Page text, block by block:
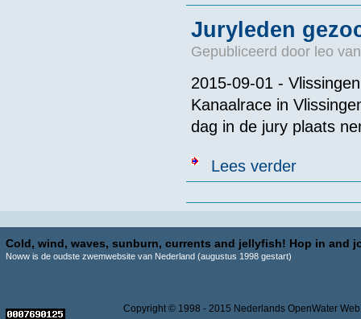
Juryleden
Gepubliceerd door leo
2015-09-01 -
Kanaalrace in
dag in de jury plaats
Lees verderover
Cold, wind, waves, sunburn, currents and jellyfish! Hop in and
Noww is de oudste zwemwebsite van Nederland (augustus 1998 gestart)
Copyright © 1998 - 2015 Nederlands OpenWater